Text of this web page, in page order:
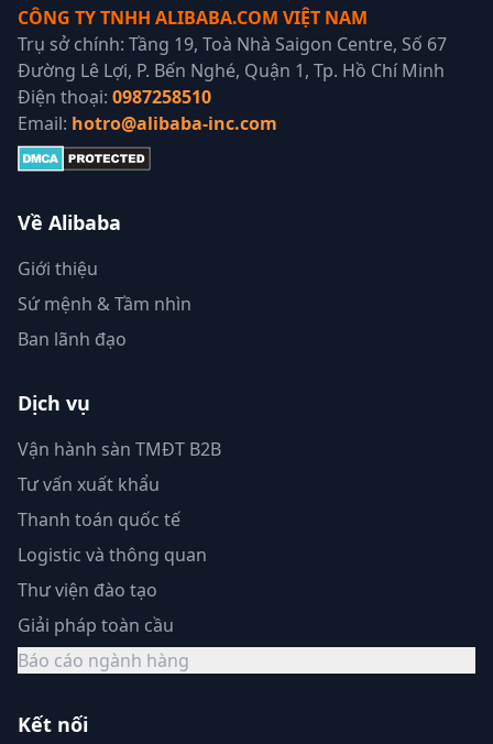
CÔNG TY TNHH ALIBABA.COM VIỆT NAM
Trụ sở chính: Tầng 19, Toà Nhà Saigon Centre, Số 67
Đường Lê Lợi, P. Bến Nghé, Quận 1, Tp. Hồ Chí Minh
Điện thoại: 0987258510
Email: hotro@alibaba-inc.com
Về Alibaba
Giới thiệu
Sứ mệnh & Tầm nhìn
Ban lãnh đạo
Dịch vụ
Vận hành sàn TMĐT B2B
Tư vấn xuất khẩu
Thanh toán quốc tế
Logistic và thông quan
Thư viện đào tạo
Giải pháp toàn cầu
Báo cáo ngành hàng
Kết nối